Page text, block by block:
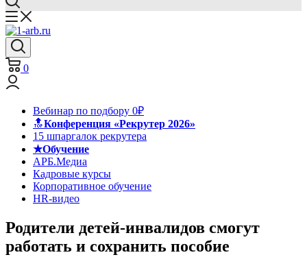
0
Вебинар по подбору 0₽
🔝Конференция «Рекрутер 2026»
15 шпаргалок рекрутера
★Обучение
АРБ.Медиа
Кадровые курсы
Корпоративное обучение
HR-видео
Родители детей-инвалидов смогут
работать и сохранить пособие